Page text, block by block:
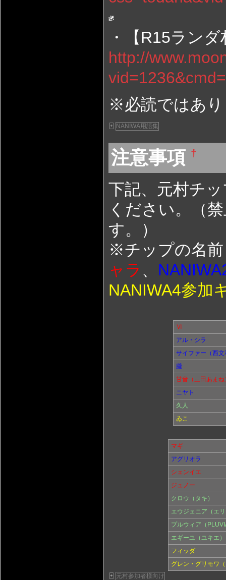
・【R15ラン
http://
※必読ではあり
+ NANIWA用語集
注意事項 †
下記、元村チ
ください。（
す。）
※チップの名前
ャラ 、
NANIWA4参加
Ⅵ
アル・シラ
サイファー（西文
朧
甘音（三田あまね
ニヤト
久人
ゐこ
マギ
アグリオラ
シェンイエ
ジュノー
クロウ（タキ）
エウジェニア（エ
プルウィア（
エギーユ（ユキエ）
フィッダ
グレン・グリモワ
+ 元村参加者様向け